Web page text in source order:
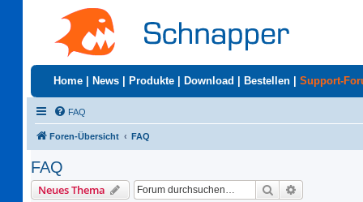
Home News Produkte Download Bestellen Support-
FAQ
Foren-Übersicht FAQ
FAQ
Neues Thema Suche